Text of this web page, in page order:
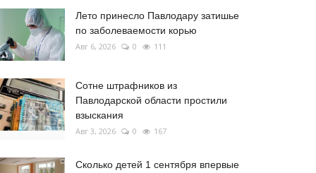
Лето принесло Павлодару затишье
по заболеваемости корью
Авг 6, 2026 0 111
Сотне штрафников из
Павлодарской области простили
взыскания
Авг 3, 2026 0 167
Сколько детей 1 сентября впервые